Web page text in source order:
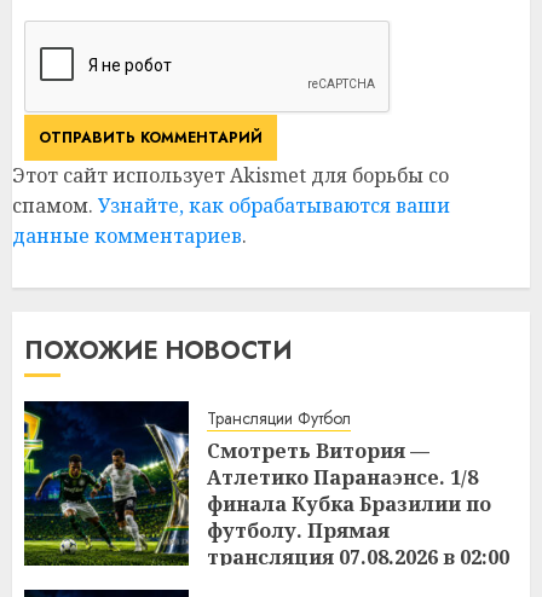
Этот сайт использует Akismet для борьбы со
спамом. Узнайте, как обрабатываются ваши
данные комментариев.
ПОХОЖИЕ НОВОСТИ
Трансляции Футбол
Смотреть Витория —
Атлетико Паранаэнсе. 1/8
финала Кубка Бразилии по
футболу. Прямая
трансляция 07.08.2026 в 02:00